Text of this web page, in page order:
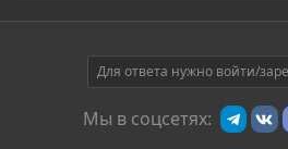
Для ответа нужно войти/
Мы в соцсетях: